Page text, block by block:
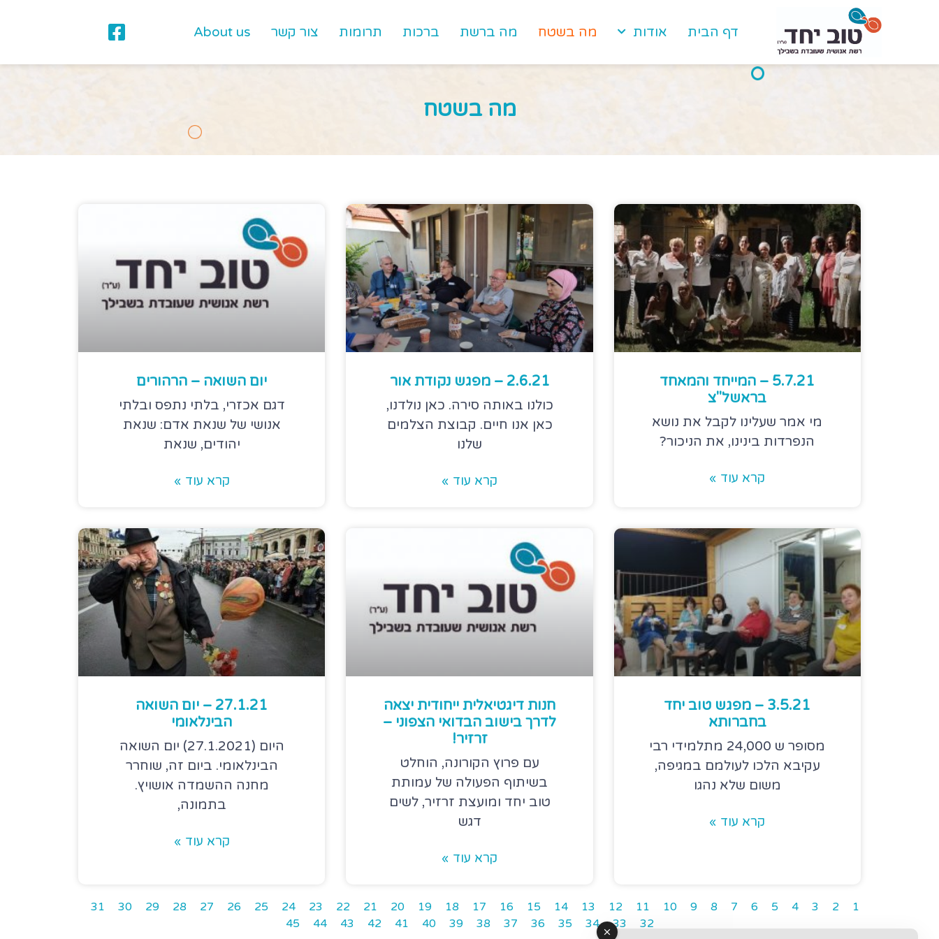
דף הבית אודות מה בשטח מה ברשת ברכות תרומות צור קשר About us
מה בשטח
5.7.21 – המייחד והמאחד
בראשל"צ
מי אמר שעלינו לקבל את נושא
הנפרדות בינינו, את הניכור?
קרא עוד »
2.6.21 – מפגש נקודת אור
כולנו באותה סירה. כאן נולדנו,
כאן אנו חיים. קבוצת הצלמים
שלנו
קרא עוד »
יום השואה – הרהורים
דגם אכזרי, בלתי נתפס ובלתי
אנושי של שנאת אדם: שנאת
יהודים, שנאת
קרא עוד »
3.5.21 – מפגש טוב יחד
בחברותא
מסופר ש 24,000 מתלמידי רבי
עקיבא הלכו לעולמם במגיפה,
משום שלא נהגו
קרא עוד »
חנות דיגטיאלית ייחודית יצאה
לדרך בישוב הבדואי הצפוני –
זרזיר!
עם פרוץ הקורונה, הוחלט
בשיתוף הפעולה של עמותת
טוב יחד ומועצת זרזיר, לשים
דגש
קרא עוד »
27.1.21 – יום השואה
הבינלאומי
היום (27.1.2021) יום השואה
הבינלאומי. ביום זה, שוחרר
מחנה ההשמדה אושויץ.
בתמונה,
קרא עוד »
1
2
3
4
5
6
7
8
9
10
11
12
13
14
15
16
17
18
19
20
21
22
23
24
25
26
27
28
29
30
31
32
33
34
35
36
37
38
39
40
41
42
43
44
45